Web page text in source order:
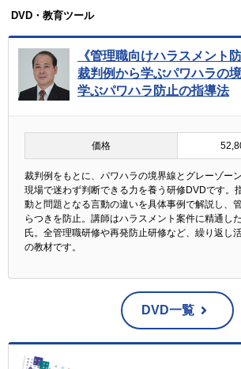
DVD・教育ツール
《管理職向けハラスメント
裁判例から学ぶパワハラの
学ぶパワハラ防止の指導法
価格
裁判例をもとに、パワハラの境界線とグレーゾー
現場で迷わず判断できる力を養う研修DVDです。
動と問題となる言動の違いを具体事例で解説し、
らつきを防止。講師はハラスメント案件に精通し
氏。全管理職研修や再発防止研修など、繰り返し
の教材です。
DVD一覧